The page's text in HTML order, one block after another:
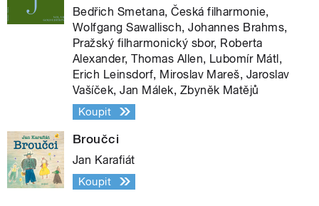
Bedřich Smetana, Česká filharmonie,
Wolfgang Sawallisch, Johannes Brahms,
Pražský filharmonický sbor, Roberta
Alexander, Thomas Allen, Lubomír Mátl,
Erich Leinsdorf, Miroslav Mareš, Jaroslav
Vašíček, Jan Málek, Zbyněk Matějů
Koupit
Broučci
Jan Karafiát
Koupit